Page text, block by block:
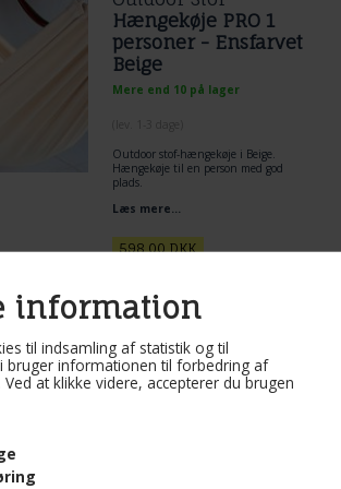
information
til indsamling af statistik og til
bruger informationen til forbedring af
at klikke videre, accepterer du brugen
Hængekøje PRO 1
personer - Ensfarvet
Beige
Mere end 10 på lager
Outdoor stof-hængekøje i Beige.
Hængekøje til en person med god
plads.
kvalitets hængekøje til udeliv. Let
Læs mere...
598,00DKK
Varenr. Mvp881.90
Hængekøje Isabella